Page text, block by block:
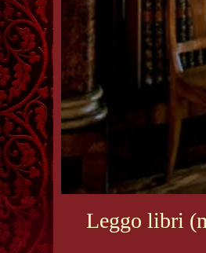
Leggo libri